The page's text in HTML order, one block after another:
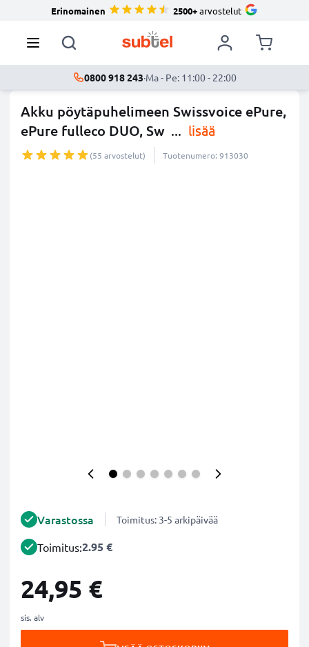
Erinomainen 2500+arvostelut
0800 918 243·Ma - Pe: 11:00 - 22:00
Akku pöytäpuhelimeen Swissvoice ePure,
ePure fulleco DUO, Sw ... lisää
(55 arvostelut) Tuotenumero: 913030
Varastossa Toimitus: 3-5 arkipäivää
Toimitus:2.95 €
24,95 €
sis. alv